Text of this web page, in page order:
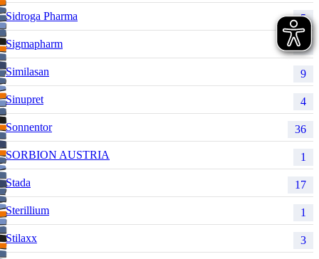
Sidroga Pharma 5
Sigmapharm
Similasan 9
Sinupret 4
Sonnentor 36
SORBION AUSTRIA 1
Stada 17
Sterillium 1
Stilaxx 3